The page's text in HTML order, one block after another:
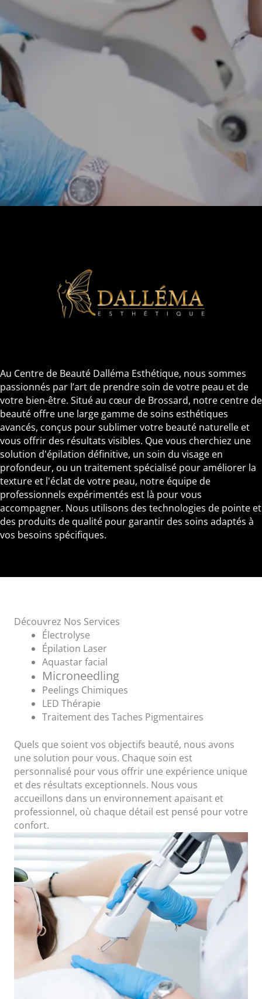
Au Centre de Beauté Dalléma Esthétique, nous sommes
passionnés par l’art de prendre soin de votre peau et de
votre bien-être. Situé au cœur de Brossard, notre centre de
beauté offre une large gamme de soins esthétiques
avancés, conçus pour sublimer votre beauté naturelle et
vous offrir des résultats visibles. Que vous cherchiez une
solution d'épilation définitive, un soin du visage en
profondeur, ou un traitement spécialisé pour améliorer la
texture et l'éclat de votre peau, notre équipe de
professionnels expérimentés est là pour vous
accompagner. Nous utilisons des technologies de pointe et
des produits de qualité pour garantir des soins adaptés à
vos besoins spécifiques.
Découvrez Nos Services
Électrolyse
Épilation Laser
Aquastar facial
Microneedling
Peelings Chimiques
LED Thérapie
Traitement des Taches Pigmentaires
Quels que soient vos objectifs beauté, nous avons
une solution pour vous. Chaque soin est
personnalisé pour vous offrir une expérience unique
et des résultats exceptionnels. Nous vous
accueillons dans un environnement apaisant et
professionnel, où chaque détail est pensé pour votre
confort.